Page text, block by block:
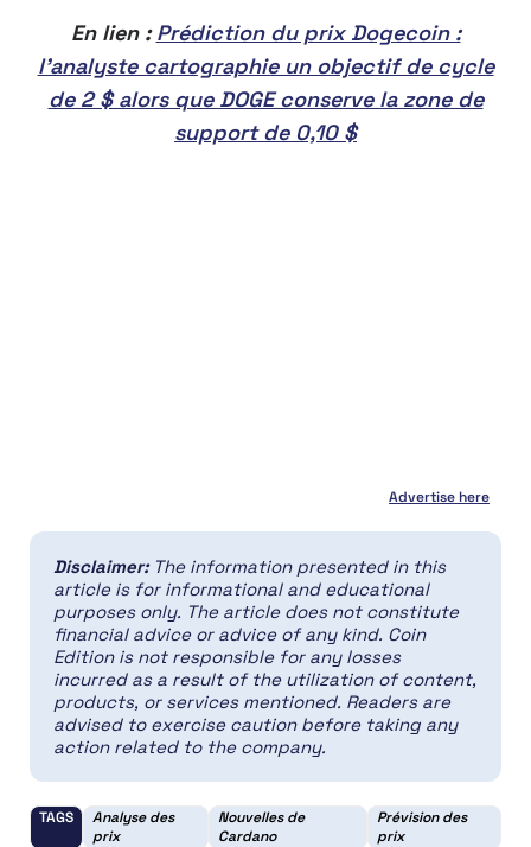
En lien :Prédiction du prix Dogecoin :
l’analyste cartographie un objectif de cycle
de 2 $ alors que DOGE conserve la zone de
support de 0,10 $
Advertise here
Disclaimer: The information presented in this
article is for informational and educational
purposes only. The article does not constitute
financial advice or advice of any kind. Coin
Edition is not responsible for any losses
incurred as a result of the utilization of content,
products, or services mentioned. Readers are
advised to exercise caution before taking any
action related to the company.
TAGS
Analyse des
prix
Nouvelles de
Cardano
Prévision des
prix